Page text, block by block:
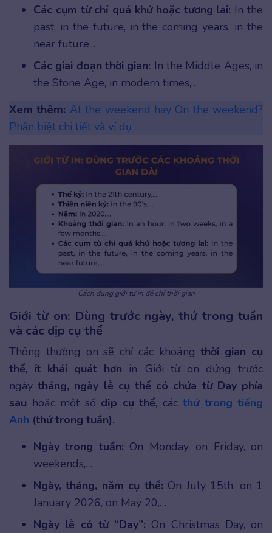
Các cụm từ chỉ quá khứ hoặc tương lai: In the
past, in the future, in the coming years, in the
near future,…
Các giai đoạn thời gian: In the Middle Ages, in
the Stone Age, in modern times,…
Xem thêm: At the weekend hay On the weekend?
Phân biệt chi tiết và ví dụ
Cách dùng giới từ in để chỉ thời gian
Giới từ on: Dùng trước ngày, thứ trong tuần
và các dịp cụ thể
Thông thường on sẽ chỉ các khoảngthời gian cụ
thể, ít khái quát hơn in. Giới từ on đứng trước
ngàytháng, ngày lễ cụ thể có chứa từ Day phía
sau hoặc một số dịp cụ thể, các thứ trong tiếng
Anh (thứ trong tuần).
Ngày trong tuần: On Monday, on Friday, on
weekends,…
Ngày, tháng, năm cụ thể: On July 15th, on 1
January 2026, on May 20,…
Ngày lễ có từ “Day”: On Christmas Day, on